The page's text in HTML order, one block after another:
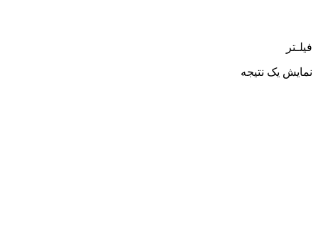
فیلـتر
نمایش یک نتیجه